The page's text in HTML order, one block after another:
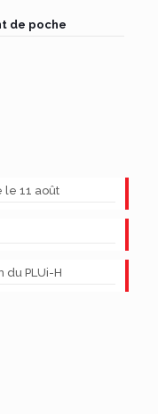
de poche
le 11 août
du PLUi-H